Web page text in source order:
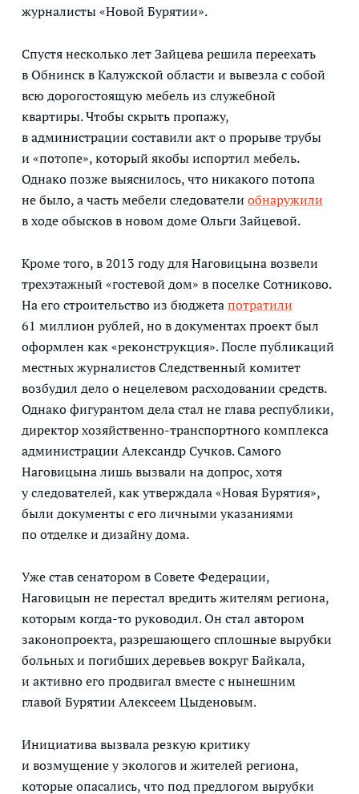
журналисты «Новой Бурятии».
Спустя несколько лет Зайцева решила переехать
в Обнинск в Калужской области и вывезла с собой
всю дорогостоящую мебель из служебной
квартиры. Чтобы скрыть пропажу,
в администрации составили акт о прорыве трубы
и «потопе», который якобы испортил мебель.
Однако позже выяснилось, что никакого потопа
не было, а часть мебели следователи обнаружили
в ходе обысков в новом доме Ольги Зайцевой.
Кроме того, в 2013 году для Наговицына возвели
трехэтажный «гостевой дом» в поселке Сотниково.
На его строительство из бюджетапотратили
61 миллион рублей, но в документах проект был
оформлен как «реконструкция». После публикаций
местных журналистов Следственный комитет
возбудил дело о нецелевом расходовании средств.
Однако фигурантом дела стал не глава республики,
директор хозяйственно-транспортного комплекса
администрации Александр Сучков. Самого
Наговицына лишь вызвали на допрос, хотя
у следователей, как утверждала «Новая Бурятия»,
были документы с его личными указаниями
по отделке и дизайну дома.
Уже став сенатором в Совете Федерации,
Наговицын не перестал вредить жителям региона,
которым когда-то руководил. Он стал автором
законопроекта, разрешающего сплошные вырубки
больных и погибших деревьев вокруг Байкала,
и активно его продвигал вместе с нынешним
главой Бурятии Алексеем Цыденовым.
Инициатива вызвала резкую критику
и возмущение у экологов и жителей региона,
которые опасались, что под предлогом вырубки